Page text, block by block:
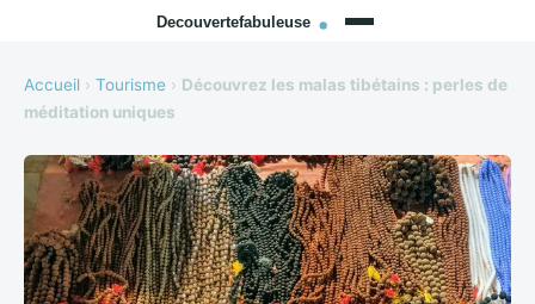
Accueil › Tourisme › Découvrez les malas tibétains : perles de
méditation uniques